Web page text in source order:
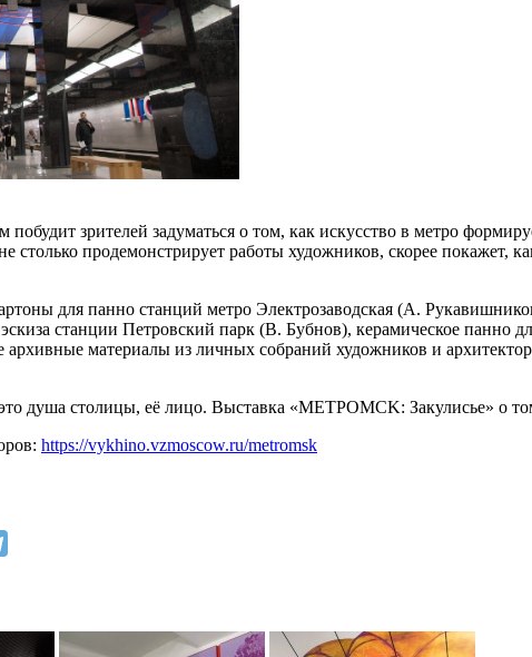
зрителей задуматься о том, как искусство в метро
продемонстрирует работы художников, скорее покажет,
для панно станций метро Электрозаводская (А.
станции Петровский парк (В. Бубнов), керамическое
материалы из личных собраний художников и
душа столицы, её лицо. Выставка «МЕТРОMСK: Закулисье» о
https://vykhino.vzmoscow.ru/metromsk